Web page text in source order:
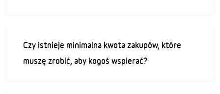
Czy istnieje minimalna kwota zakupów, które
muszę zrobić, aby kogoś wspierać?